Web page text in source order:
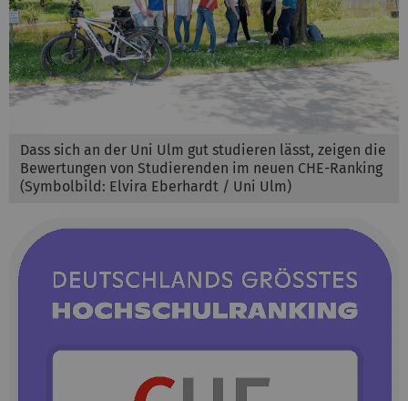
Dass sich an der Uni Ulm gut studieren lässt, zeigen die
Bewertungen von Studierenden im neuen CHE-Ranking
(Symbolbild: Elvira Eberhardt / Uni Ulm)